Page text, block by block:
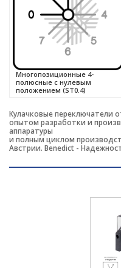
Многопозиционные 4-
полюсные с нулевым
положением (ST0.4)
Кулачковые переключатели
опытом разработки и
аппаратуры
и полным циклом
Австрии. Benedict -